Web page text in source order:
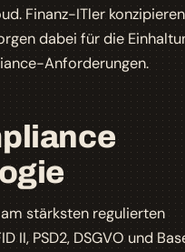
Finanz-ITler konzipieren
dabei für die
Anforderungen.
stärksten regulierten
II, PSD2, DSGVO und